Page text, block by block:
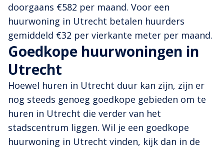
doorgaans €582 per maand. Voor een
huurwoning in Utrecht betalen huurders
gemiddeld €32 per vierkante meter per maand.
Goedkope huurwoningen in
Utrecht
Hoewel huren in Utrecht duur kan zijn, zijn er
nog steeds genoeg goedkope gebieden om te
huren in Utrecht die verder van het
stadscentrum liggen. Wil je een goedkope
huurwoning in Utrecht vinden, kijk dan in de